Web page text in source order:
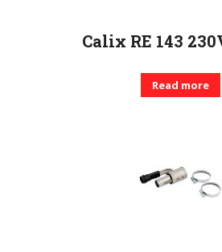
Calix RE 143
Read more